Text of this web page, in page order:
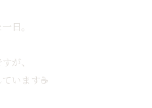
日。
が、
います☕️